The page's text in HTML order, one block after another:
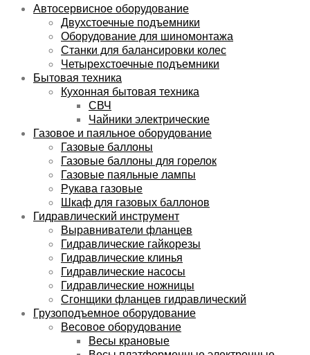
Автосервисное оборудование
Двухстоечные подъемники
Оборудование для шиномонтажа
Станки для балансировки колес
Четырехстоечные подъемники
Бытовая техника
Кухонная бытовая техника
СВЧ
Чайники электрические
Газовое и паяльное оборудование
Газовые баллоны
Газовые баллоны для горелок
Газовые паяльные лампы
Рукава газовые
Шкаф для газовых баллонов
Гидравлический инструмент
Выравниватели фланцев
Гидравлические гайкорезы
Гидравлические клинья
Гидравлические насосы
Гидравлические ножницы
Сгонщики фланцев гидравлический
Грузоподъемное оборудование
Весовое оборудование
Весы крановые